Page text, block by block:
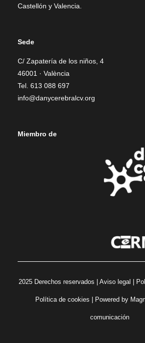
Castellón y Valencia.
Sede
C/ Zapatería de los niños, 4
46001 · València
Tel. 613 088 697
info@danycerebralcv.org
Miembro de
2025 Derechos reservados | Aviso legal |
Política de cookies | Powered by
comunicación